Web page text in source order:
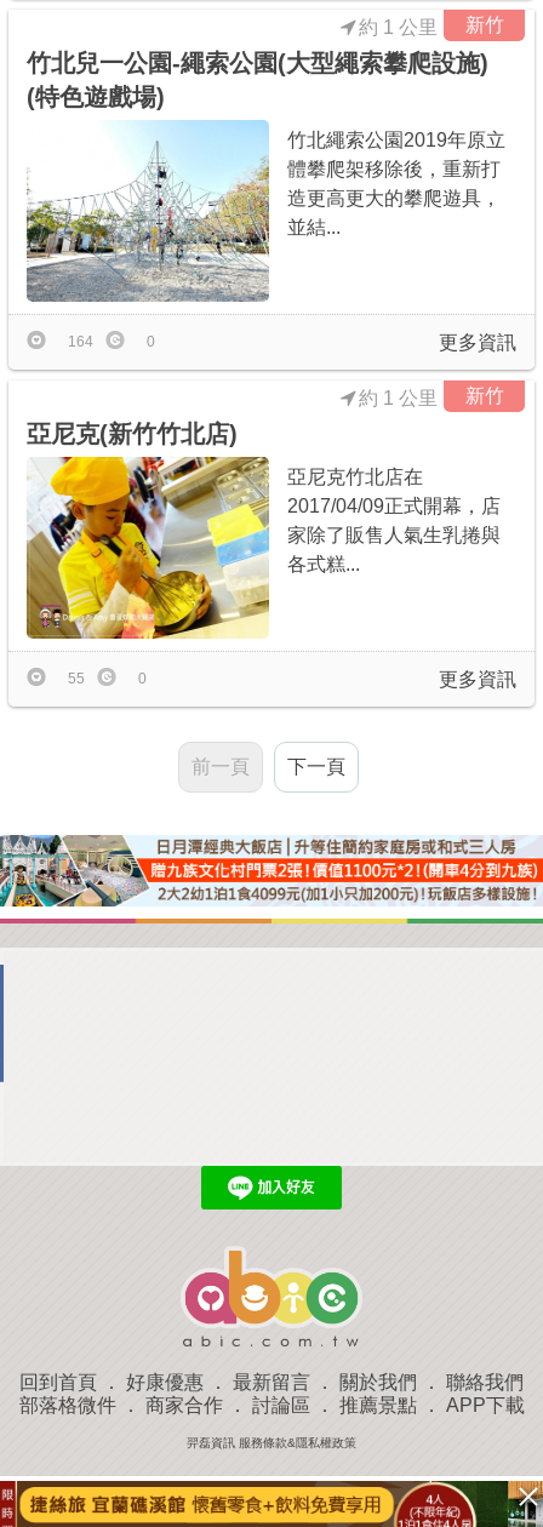
新竹
約 1 公里
竹北兒一公園-繩索公園(大型繩索攀爬設施)
(特色遊戲場)
竹北繩索公園2019年原立
體攀爬架移除後，重新打
造更高更大的攀爬遊具，
並結...
更多資訊
164 0
新竹
約 1 公里
亞尼克(新竹竹北店)
亞尼克竹北店在
2017/04/09正式開幕，店
家除了販售人氣生乳捲與
各式糕...
更多資訊
55 0
前一頁 下一頁
回到首頁 ． 好康優惠 ． 最新留言 ． 關於我們 ． 聯絡我們
部落格微件． 商家合作． 討論區 ． 推薦景點． APP下載
羿磊資訊 服務條款&隱私權政策